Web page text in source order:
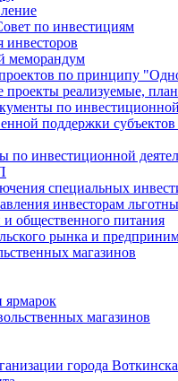
по инвестициям
инвесторов
меморандум
по принципу
реализуемые,
по
поддержки
по инвестиционной
специальных
инвесторам
общественного питания
рынка и
магазинов
ярмарок
магазинов
города Воткинска